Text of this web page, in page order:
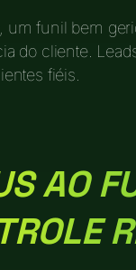
um funil bem
do cliente.
fiéis.
AO